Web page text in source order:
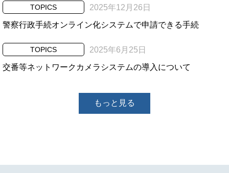
TOPICS
2025年12月26日
警察行政手続オンライン化システムで申請できる手続
TOPICS
2025年6月25日
交番等ネットワークカメラシステムの導入について
もっと見る